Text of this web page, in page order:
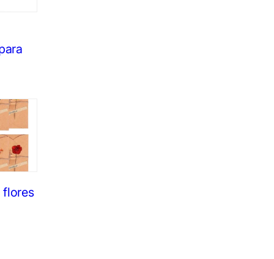
flores